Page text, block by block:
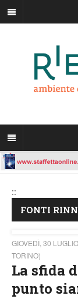
::
FONTI
GIOVEDÌ, 30
TORINO)
La sfida
punto